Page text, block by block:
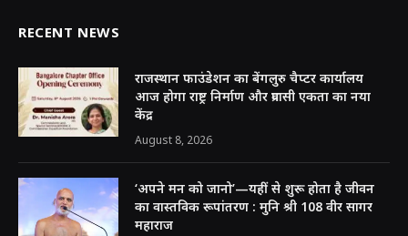
RECENT NEWS
राजस्थान फाउंडेशन का बेंगलुरु चैप्टर कार्यालय
आज होगा राष्ट्र निर्माण और प्रवासी एकता का नया
केंद्र
August 8, 2026
‘अपने मन को जानो’—यहीं से शुरू होता है जीवन
का वास्तविक रूपांतरण : मुनि श्री 108 वीर सागर
महाराज